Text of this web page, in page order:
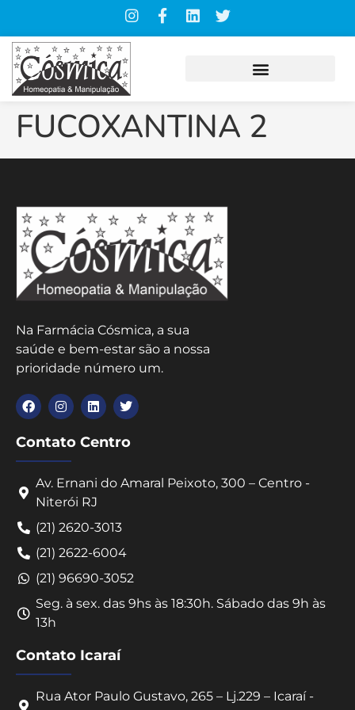
FUCOXANTINA 2
Na Farmácia Cósmica, a sua
saúde e bem-estar são a nossa
prioridade número um.
Contato Centro
Av. Ernani do Amaral Peixoto, 300 – Centro -
Niterói RJ
(21) 2620-3013
(21) 2622-6004
(21) 96690-3052
Seg. à sex. das 9hs às 18:30h. Sábado das 9h às
13h
Contato Icaraí
Rua Ator Paulo Gustavo, 265 – Lj.229 – Icaraí -